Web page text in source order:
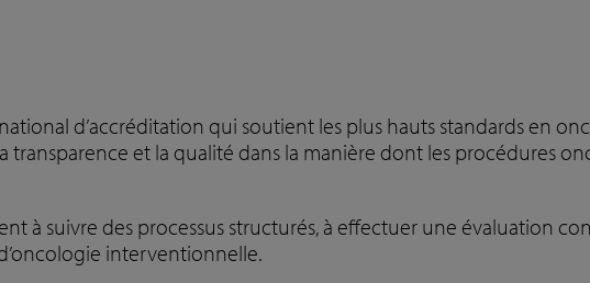
d’accréditation qui soutient les plus hauts standards en
et la qualité dans la manière dont les procédures
à suivre des processus structurés, à effectuer une évaluation
interventionnelle.